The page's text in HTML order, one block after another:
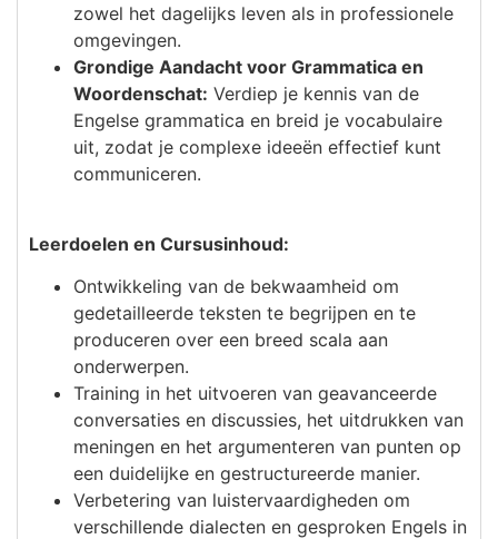
zowel het dagelijks leven als in professionele
omgevingen.
Grondige Aandacht voor Grammatica en
Woordenschat: Verdiep je kennis van de
Engelse grammatica en breid je vocabulaire
uit, zodat je complexe ideeën effectief kunt
communiceren.
Leerdoelen en Cursusinhoud:
Ontwikkeling van de bekwaamheid om
gedetailleerde teksten te begrijpen en te
produceren over een breed scala aan
onderwerpen.
Training in het uitvoeren van geavanceerde
conversaties en discussies, het uitdrukken van
meningen en het argumenteren van punten op
een duidelijke en gestructureerde manier.
Verbetering van luistervaardigheden om
verschillende dialecten en gesproken Engels in